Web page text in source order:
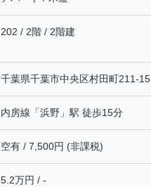
202 / 2階 / 2階建
千葉県千葉市中央区村田町211-15
内房線 「浜野 」駅 徒歩15分
空有 / 7,500円 (非課税)
5.2万円 / -